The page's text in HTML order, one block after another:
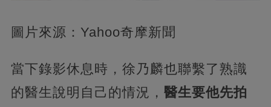
圖片來源：Yahoo奇摩新聞
當下錄影休息時，徐乃麟也聯繫了熟識
的醫生說明自己的情況， 醫生要他先拍